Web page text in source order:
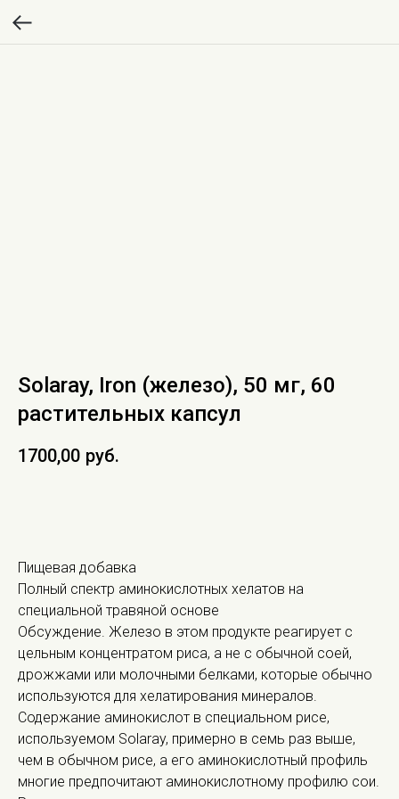
Solaray, Iron (железо), 50 мг, 60
растительных капсул
1700,00 руб.
Пищевая добавка
Полный спектр аминокислотных хелатов на
специальной травяной основе
Обсуждение. Железо в этом продукте реагирует с
цельным концентратом риса, а не с обычной соей,
дрожжами или молочными белками, которые обычно
используются для хелатирования минералов.
Содержание аминокислот в специальном рисе,
используемом Solaray, примерно в семь раз выше,
чем в обычном рисе, а его аминокислотный профиль
многие предпочитают аминокислотному профилю сои.